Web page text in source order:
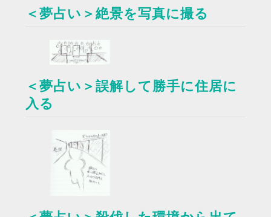
＜夢占い＞絶景を写真に撮る
＜夢占い＞誤解して勝手に住居に
入る